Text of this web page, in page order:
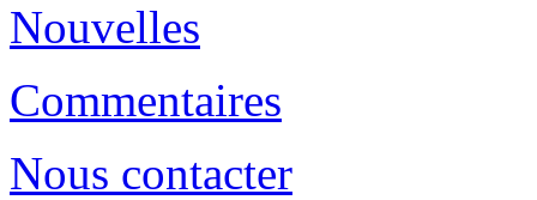
Nouvelles
Commentaires
Nous contacter